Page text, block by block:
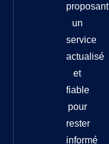
proposant
un
service
actualisé
et
fiable
pour
rester
informé